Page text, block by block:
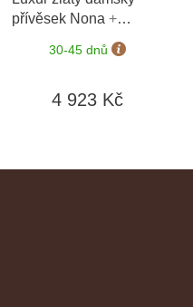
přívěsek Nona +
možnost výměny do 90
30-45 dnů
4 923 Kč